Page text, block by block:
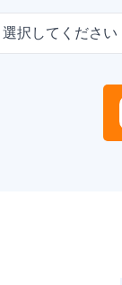
選択してください